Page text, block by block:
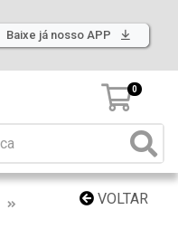
Baixe já nosso APP
0
VOLTAR